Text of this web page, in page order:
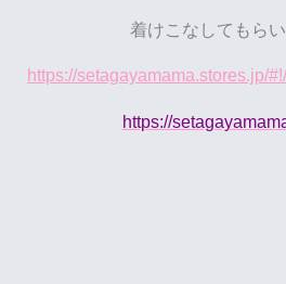
着けこなしてもら
https://setagayamama.stores.jp/
https://